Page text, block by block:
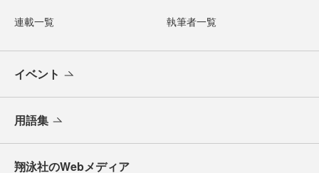
連載一覧 執筆者一覧
イベント
用語集
翔泳社のWebメディア